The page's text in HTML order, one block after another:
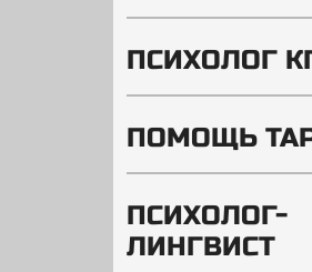
ПСИХОЛОГ
ПОМОЩЬ
ПСИХОЛОГ-
ЛИНГВИСТ